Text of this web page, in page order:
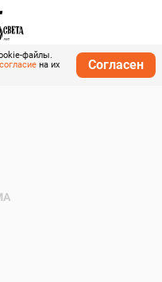
файлы.
согласие на их
Согласен